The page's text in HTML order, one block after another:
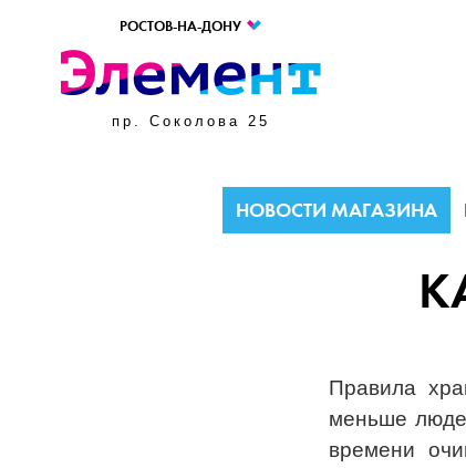
РОСТОВ-НА-ДОНУ
пр. Соколова 25
НОВОСТИ МАГАЗИНА
Правила
меньше
времени